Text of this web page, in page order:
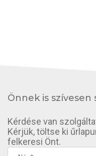
Önnek is szívesen
Kérdése van
Kérjük, töltse ki
felkeresi Önt.